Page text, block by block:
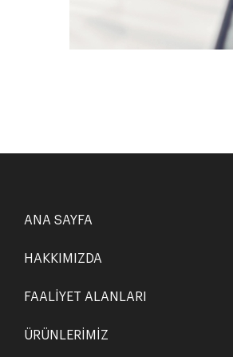
ANA SAYFA
HAKKIMIZDA
FAALİYET ALANLARI
ÜRÜNLERİMİZ